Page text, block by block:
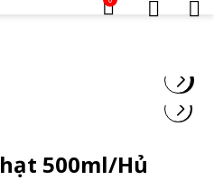
500ml/Hủ